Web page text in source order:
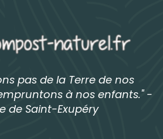
pas de la Terre de nos
à nos enfants." -
de Saint-Exupéry